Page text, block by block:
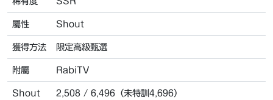
屬性 Shout
獲得方法 限定高級甄選
附屬 RabiTV
Shout 2,508 / 6,496（未特訓4,696）